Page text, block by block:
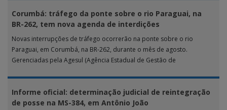
Corumbá: tráfego da ponte sobre o rio Paraguai, na
BR-262, tem nova agenda de interdições
Novas interrupções de tráfego ocorrerão na ponte sobre o rio
Paraguai, em Corumbá, na BR-262, durante o mês de agosto.
Gerenciadas pela Agesul (Agência Estadual de Gestão de
Informe oficial: determinação judicial de reintegração
de posse na MS-384, em Antônio João